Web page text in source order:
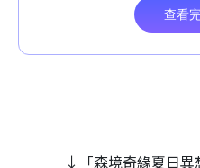
↓「森境奇緣夏日